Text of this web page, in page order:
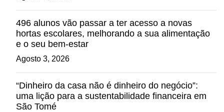
496 alunos vão passar a ter acesso a novas
hortas escolares, melhorando a sua alimentação
e o seu bem-estar
Agosto 3, 2026
“Dinheiro da casa não é dinheiro do negócio”:
uma lição para a sustentabilidade financeira em
São Tomé